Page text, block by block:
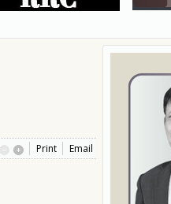
Print Email